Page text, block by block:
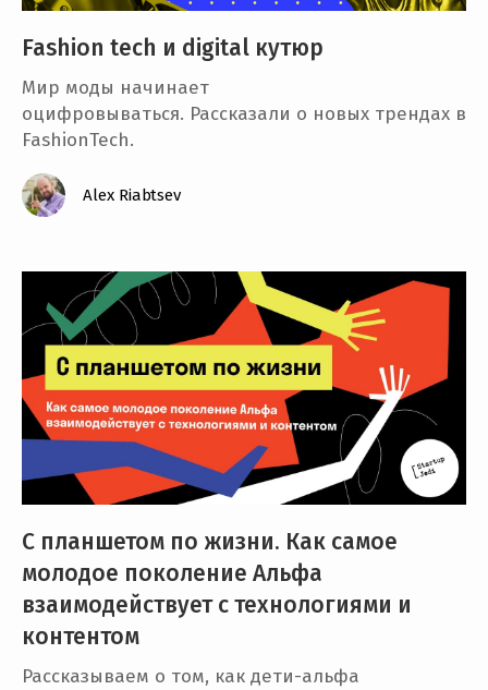
Fashion tech и digital кутюр
Мир моды начинает
оцифровываться. Рассказали о новых трендах в
FashionTech.
Alex Riabtsev
С планшетом по жизни. Как самое
молодое поколение Альфа
взаимодействует с технологиями и
контентом
Рассказываем о том, как дети-альфа